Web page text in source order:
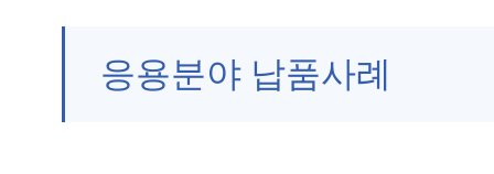
응용분야 납품사례